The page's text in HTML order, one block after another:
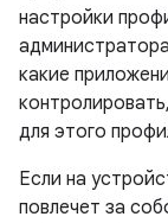
настройки
какие
для этого
Если на
повлечет за